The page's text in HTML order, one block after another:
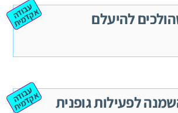
להיעלם ע
ב
וד
ה
א
ק
ד
מ
ית
לפעילות גופנית ע
ב
וד
ה
א
ק
ד
מ
ית